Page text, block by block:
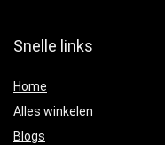
Snelle links
Home
Alles winkelen
Blogs